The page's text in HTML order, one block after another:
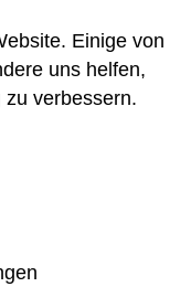
Einige von
uns helfen,
verbessern.